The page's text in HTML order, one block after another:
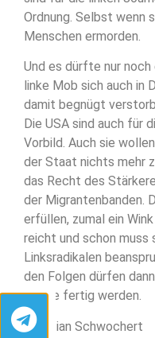
Ordnung. Selbst wenn
Menschen ermorden.
Und es dürfte nur
linke Mob sich auch in
damit begnügt
Die USA sind auch für
Vorbild. Auch sie
der Staat nichts mehr
das Recht des
der Migrantenbanden.
erfüllen, zumal ein
reicht und schon muss
Linksradikalen
den Folgen dürfen
alleine fertig werden.
Christian Schwochert